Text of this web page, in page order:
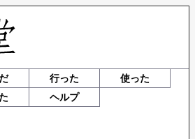
行った
使った
ヘルプ